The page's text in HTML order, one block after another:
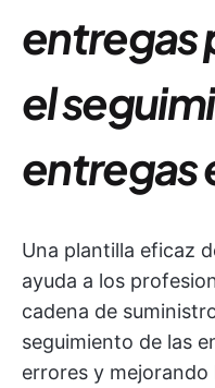
entregas
el
entregas
Una plantilla eficaz
ayuda a los
cadena de
seguimiento de las
errores y mejorando